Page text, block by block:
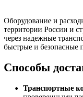
Оборудование и
территории России и
через надежные
быстрые и безопасные
Способы
Транспортные